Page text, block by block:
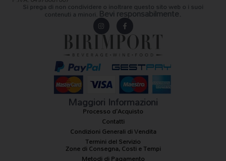
Si prega di non condividere o inoltrare questo sito web o i suoi
contenuti a minori. Bevi responsabilmente.
In
s
t
g
r
a
F
a
c
eb
o
o
k
-f
Maggiori Informazioni
Processo d'Acquisto
Contatti
Condizioni Generali di Vendita
Termini del Servizio
Zone di Consegna, Costi e Tempi
Metodi di Pagamento